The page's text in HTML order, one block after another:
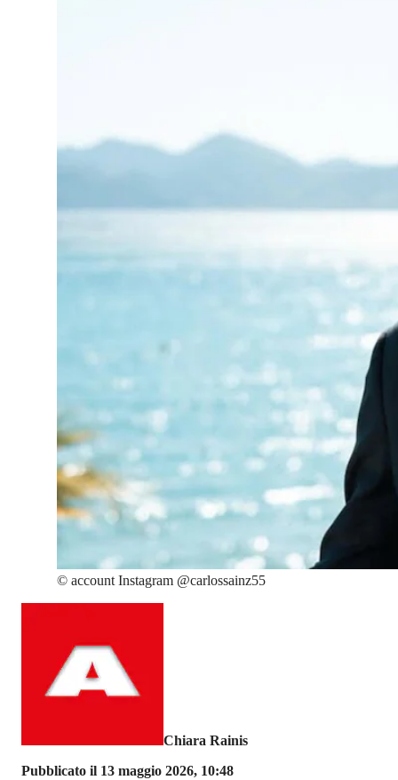
© account Instagram @carlossainz55
Chiara Rainis
Pubblicato il 13 maggio 2026, 10:48